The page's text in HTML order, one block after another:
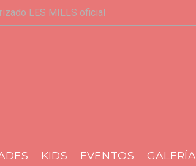
LES MILLS oficial
KIDS EVENTOS GALERÍA